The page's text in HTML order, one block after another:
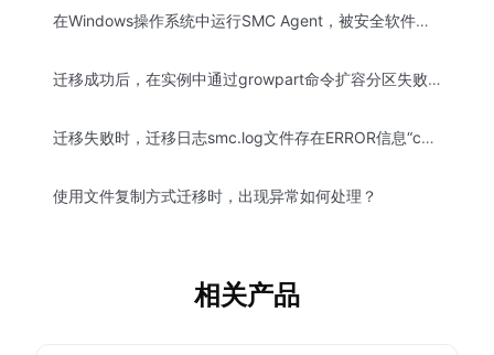
在Windows操作系统中运行SMC Agent，被安全软件拦截如何处理？
迁移成功后，在实例中通过growpart命令扩容分区失败，如何解决？
迁移失败时，迁移日志smc.log文件存在ERROR信息“check virtio failed”，如何解决？
使用文件复制方式迁移时，出现异常如何处理？
相关产品